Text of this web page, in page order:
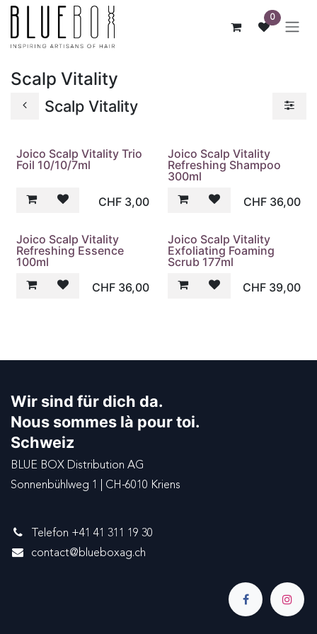
ZUM INHALT SPRINGEN
0
Scalp Vitality
Scalp Vitality
Joico Scalp Vitality Trio
Foil 10/10/7ml
CHF 3,00
Joico Scalp Vitality
Refreshing Shampoo
300ml
CHF 36,00
Joico Scalp Vitality
Refreshing Essence
100ml
CHF 36,00
Joico Scalp Vitality
Exfoliating Foaming
Scrub 177ml
CHF 39,00
Wir sind für dich da.
Nous sommes là pour toi.
Schweiz
BLUE BOX Distribution AG
Sonnenbühlweg 1 | CH-6010 Kriens
Telefon +41 41 311 19 30
contact@blueboxag.ch